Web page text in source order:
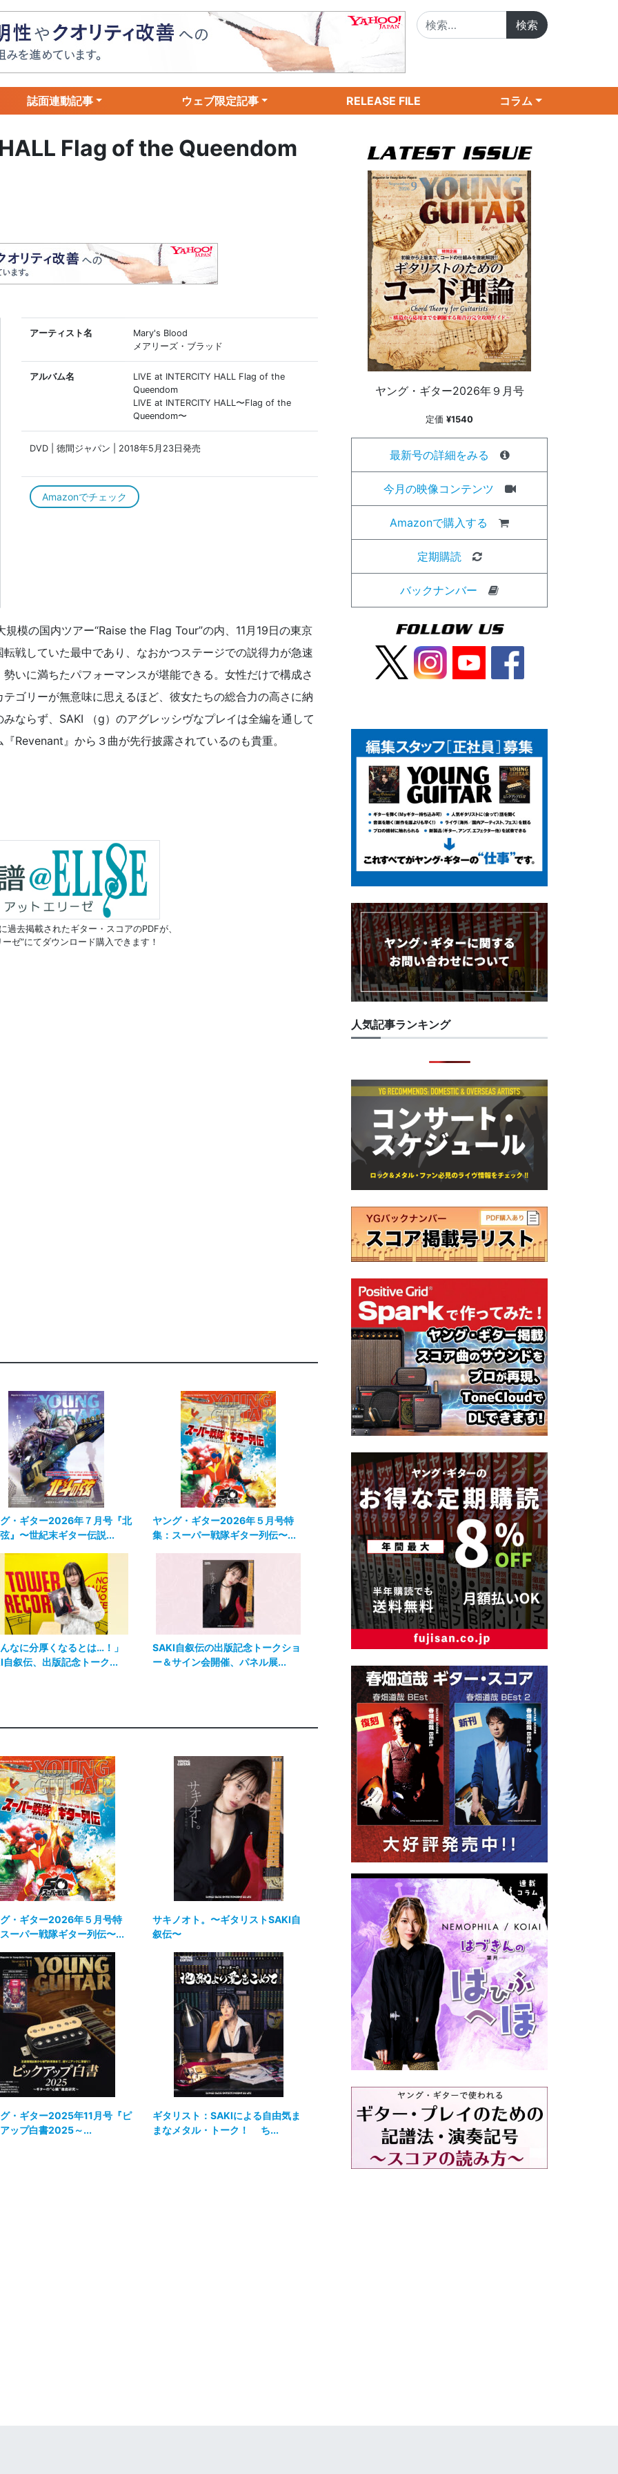
誌面連動記事 ウェブ限定記事 RELEASE FILE コラム
Flag of the Queendom
アーティスト名
Mary's Blood
メアリーズ・ブラッド
アルバム名
LIVE at INTERCITY HALL Flag of the
Queendom
LIVE at INTERCITY HALL〜Flag of the
Queendom〜
DVD | 徳間ジャパン | 2018年5月23日発売
Amazonでチェック
規模の国内ツアー“Raise the Flag Tour”の内、11月19日の東京
戦していた最中であり、なおかつステージでの説得力が急速
いに満ちたパフォーマンスが堪能できる。女性だけで構成さ
ゴリーが無意味に思えるほど、彼女たちの総合力の高さに納
ならず、SAKI （g）のアグレッシヴなプレイは全編を通して
Revenant』から３曲が先行披露されているのも貴重。
過去掲載されたギター・スコアのPDFが、
ーゼ”にてダウンロード購入できます！
・ギター2026年７月号『北
』〜世紀末ギター伝説...
ヤング・ギター2026年５月号特
集：スーパー戦隊ギター列伝〜...
んなに分厚くなるとは…！」
自叙伝、出版記念トーク...
SAKI自叙伝の出版記念トークショ
ー＆サイン会開催、パネル展...
・ギター2026年５月号特
ーパー戦隊ギター列伝〜...
サキノオト。〜ギタリストSAKI自
叙伝〜
・ギター2025年11月号『ピ
ップ白書2025～...
ギタリスト：SAKIによる自由気ま
まなメタル・トーク！ ち...
ヤング・ギター2026年９月号
定価 ¥1540
最新号の詳細をみる
今月の映像コンテンツ
Amazonで購入する
定期購読
バックナンバー
人気記事ランキング